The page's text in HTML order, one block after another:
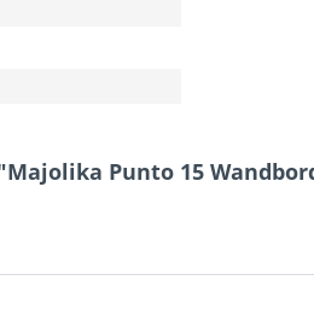
Punto 15